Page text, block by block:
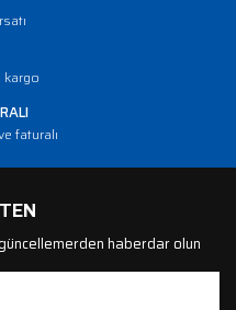
kargo
faturalı
haberdar olun